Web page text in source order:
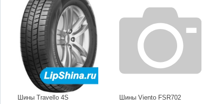
Шины Travello 4S Шины Viento FSR702